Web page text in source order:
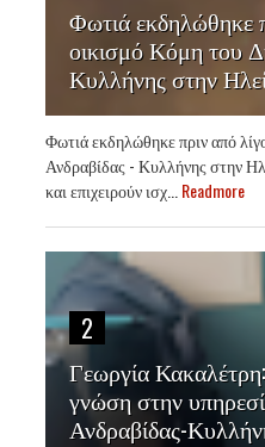
Φωτιά εκδηλώθηκε
οικισμό Κόμη του
Κυλλήνης στην
Φωτιά εκδηλώθηκε πριν από
Ανδραβίδας - Κυλλήνης στην
και επιχειρούν ισχ... Readmore
2
Γεωργία
γνώση στην
Ανδραβίδας-